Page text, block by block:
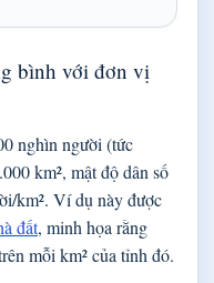
bình với đơn vị
nghìn người (tức
km², mật độ dân số
km². Ví dụ này được
đất, minh họa rằng
mỗi km² của tỉnh đó.